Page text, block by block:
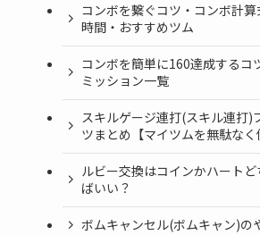
コンボを繋ぐコツ・コンボ計算
時間・おすすめツム
コンボを簡単に160達成するコ
ミッション一覧
スキルゲージ連打(スキル連打)
ツまとめ【マイツムを無駄なく
ルビー交換はコインかハート
ばいい？
ボムキャンセル(ボムキャン)の